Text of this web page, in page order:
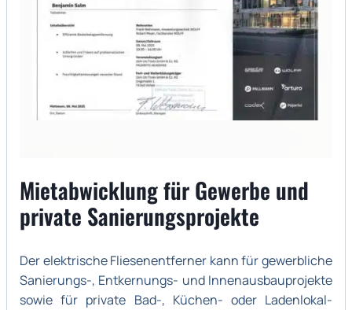
Mietabwicklung für Gewerbe und
private Sanierungsprojekte
Der elektrische Fliesenentferner kann für gewerbliche
Sanierungs-, Entkernungs- und Innenausbauprojekte
sowie für private Bad-, Küchen- oder Ladenlokal-